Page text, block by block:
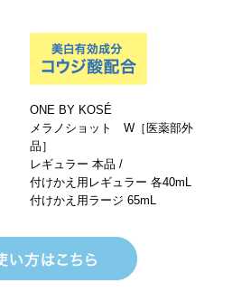
ONE BY KOSÉ
メラノショット W［医薬部外
品］
レギュラー 本品 /
付けかえ用レギュラー 各40mL
付けかえ用ラージ 65mL